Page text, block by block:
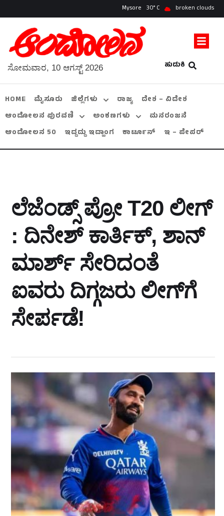
Mysore 30 broken clouds
ಹುಡುಕಿ
ಸೋಮವಾರ, 10 ಆಗಸ್ಟ್ 2026
HOME ಮೈಸೂರು ಜಿಲ್ಲೆಗಳು ರಾಜ್ಯ
ದೇಶ – ವಿದೇಶ
ಆಂದೋಲನ ಪುರವಣಿ
ಅಂಕಣಗಳು
ಮನರಂಜನೆ
ಆಂದೋಲನ 50
ಇದ್ದದ್ದು ಇದ್ಹಾಂಗ ಕಾರ್ಟೂನ್ ಇ – ಪೇಪರ್
ಲೆಜೆಂಡ್ಸ್ ಪ್ರೋ T20 ಲೀಗ್
: ದಿನೇಶ್ ಕಾರ್ತಿಕ್, ಶಾನ್
ಮಾರ್ಶ್ ಸೇರಿದಂತೆ
ಐವರು ದಿಗ್ಗಜರು ಲೀಗ್‌ಗೆ
ಸೇರ್ಪಡೆ!